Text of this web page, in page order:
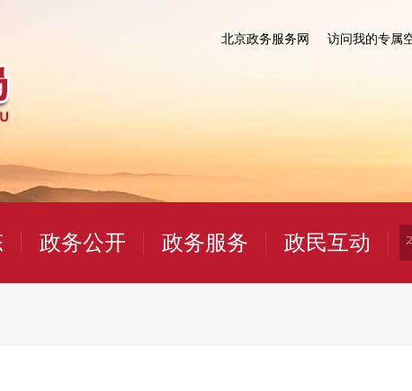
北京政务服务网 访问我的专属
政务公开 政务服务 政民互动